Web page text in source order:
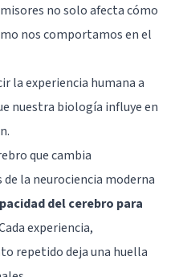
no solo afecta cómo
nos comportamos en el
la experiencia humana a
nuestra biología influye en
que cambia
de la neurociencia moderna
del cerebro para
experiencia,
repetido deja una huella